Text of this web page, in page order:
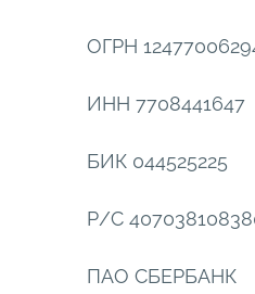
ОГРН
ИНН 7708441647
БИК 044525225
Р/С
ПАО СБЕРБАНК